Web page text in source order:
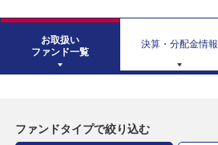
お取扱い
ファンド一覧
決算・分配金情報
ファンドタイプで絞り込む